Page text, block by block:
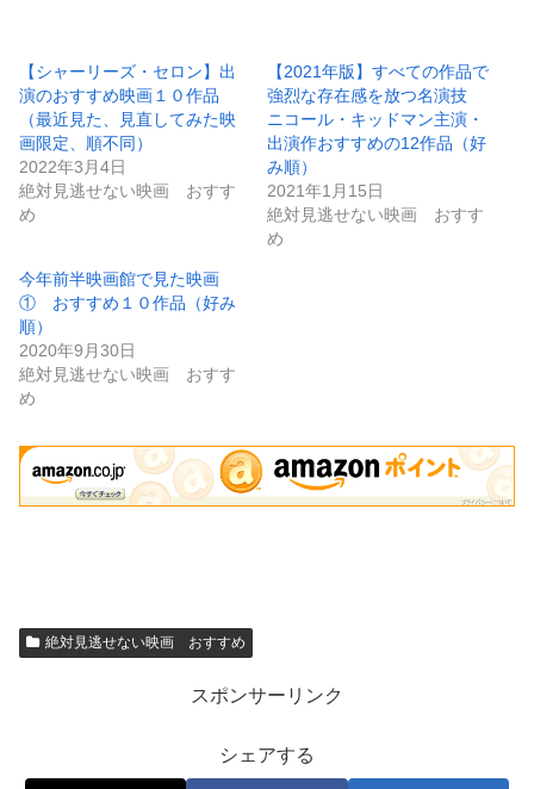
み
中…
【シャーリーズ・セロン】出
演のおすすめ映画１０作品
（最近見た、見直してみた映
画限定、順不同）
2022年3月4日
絶対見逃せない映画 おすす
め
【2021年版】すべての作品で
強烈な存在感を放つ名演技
ニコール・キッドマン主演・
出演作おすすめの12作品（好
み順）
2021年1月15日
絶対見逃せない映画 おすす
め
今年前半映画館で見た映画
① おすすめ１０作品（好み
順）
2020年9月30日
絶対見逃せない映画 おすす
め
絶対見逃せない映画 おすすめ
スポンサーリンク
シェアする